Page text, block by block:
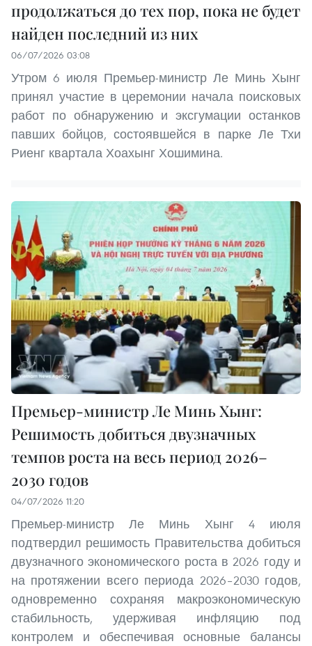
продолжаться до тех пор, пока не будет
найден последний из них
06/07/2026 03:08
Утром 6 июля Премьер-министр Ле Минь Хынг
принял участие в церемонии начала поисковых
работ по обнаружению и эксгумации останков
павших бойцов, состоявшейся в парке Ле Тхи
Риенг квартала Хоахынг Хошимина.
Премьер-министр Ле Минь Хынг:
Решимость добиться двузначных
темпов роста на весь период 2026–
2030 годов
04/07/2026 11:20
Премьер-министр Ле Минь Хынг 4 июля
подтвердил решимость Правительства добиться
двузначного экономического роста в 2026 году и
на протяжении всего периода 2026–2030 годов,
одновременно сохраняя макроэкономическую
стабильность, удерживая инфляцию под
контролем и обеспечивая основные балансы